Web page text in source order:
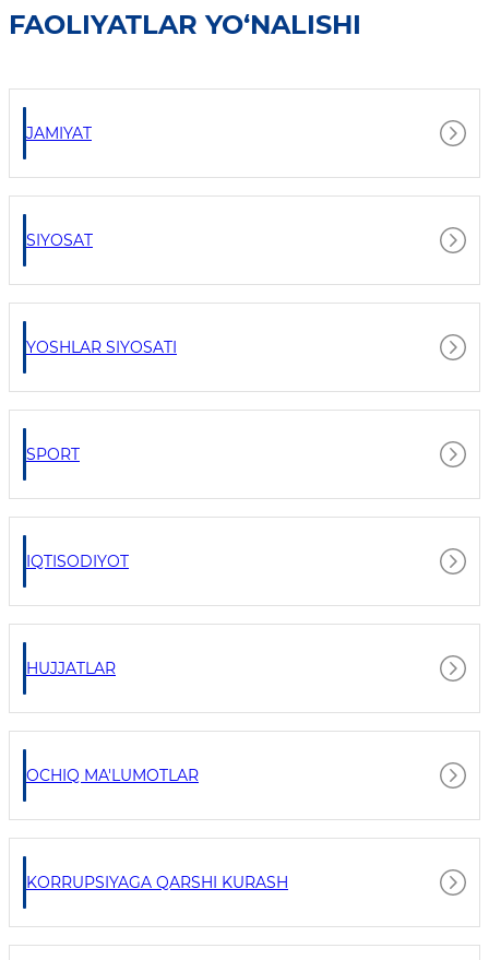
FAOLIYATLAR YO‘NALISHI
JAMIYAT
SIYOSAT
YOSHLAR SIYOSATI
SPORT
IQTISODIYOT
HUJJATLAR
OCHIQ MA'LUMOTLAR
KORRUPSIYAGA QARSHI KURASH